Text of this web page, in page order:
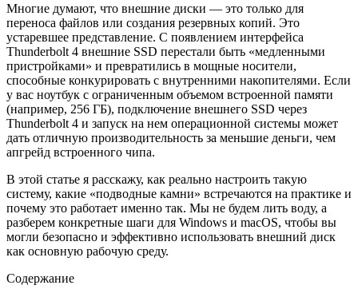
Многие думают, что внешние диски — это только для
переноса файлов или создания резервных копий. Это
устаревшее представление. С появлением интерфейса
Thunderbolt 4 внешние SSD перестали быть «медленными
пристройками» и превратились в мощные носители,
способные конкурировать с внутренними накопителями. Если
у вас ноутбук с ограниченным объемом встроенной памяти
(например, 256 ГБ), подключение внешнего SSD через
Thunderbolt 4 и запуск на нем операционной системы может
дать отличную производительность за меньшие деньги, чем
апгрейд встроенного чипа.
В этой статье я расскажу, как реально настроить такую
систему, какие «подводные камни» встречаются на практике и
почему это работает именно так. Мы не будем лить воду, а
разберем конкретные шаги для Windows и macOS, чтобы вы
могли безопасно и эффективно использовать внешний диск
как основную рабочую среду.
Содержание